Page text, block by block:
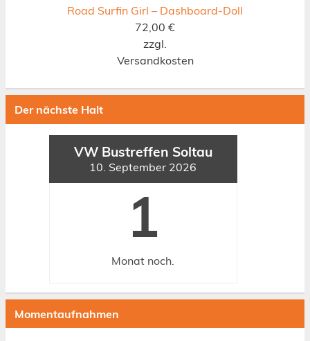
Road Surfin Girl – Dashboard-Doll
72,00 €
zzgl.
Versandkosten
Der nächste Halt
VW Bustreffen Soltau
10. September 2026
1
Monat noch.
Momentaufnahmen